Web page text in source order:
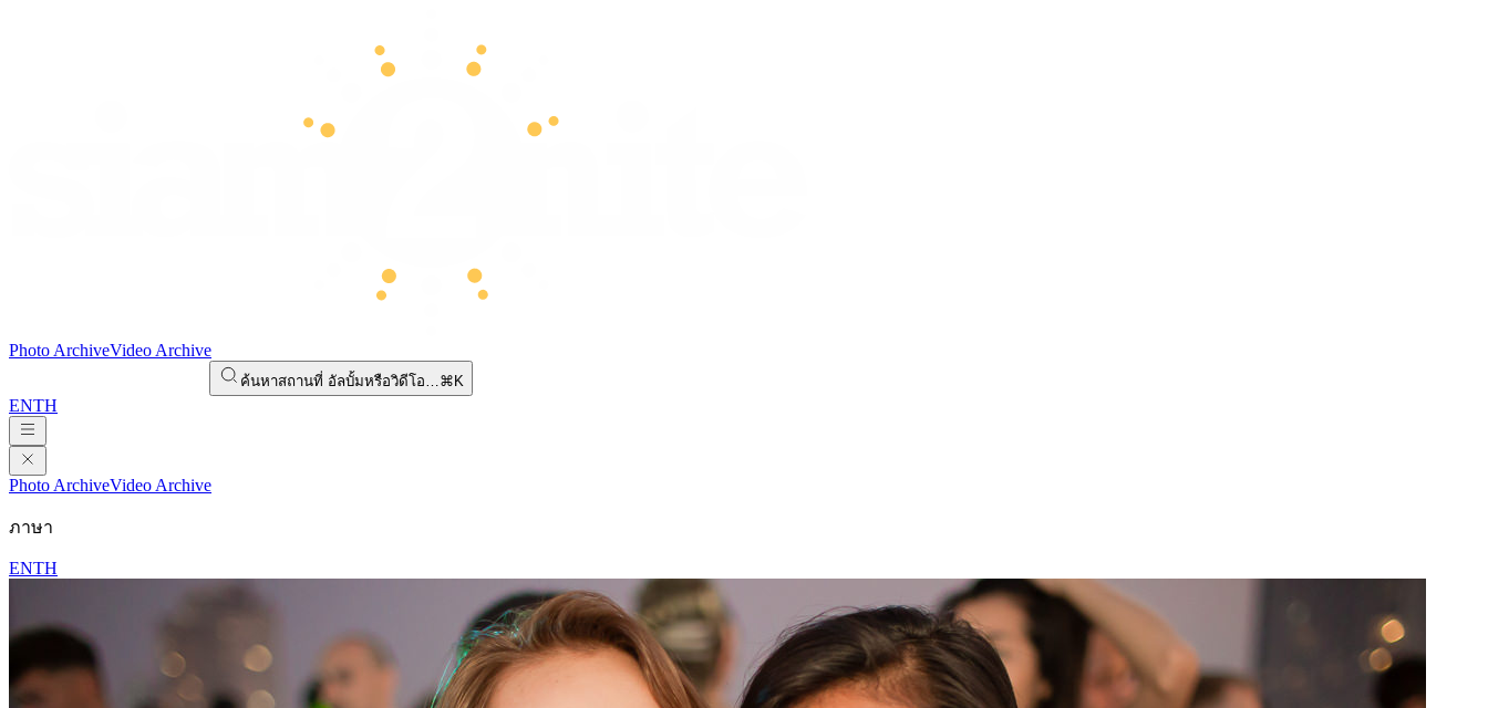
Photo ArchiveVideo Archive
ค้นหาสถานที่ อัลบั้มหรือวิดีโอ…⌘K
ENTH
Photo ArchiveVideo Archive
ภาษา
ENTH